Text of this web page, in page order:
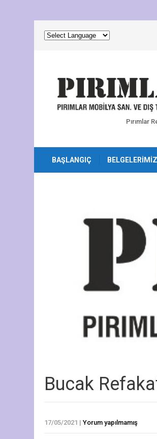
Pırımlar
BAŞLANGIÇ BELGELERIMIZ
Bucak
17/05/2021 | Yorum yapılmamış